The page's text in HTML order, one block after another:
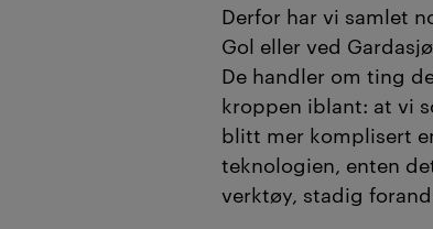
Derfor har vi samlet
Gol eller ved
De handler om ting
kroppen iblant: at vi
blitt mer komplisert
teknologien, enten
verktøy, stadig